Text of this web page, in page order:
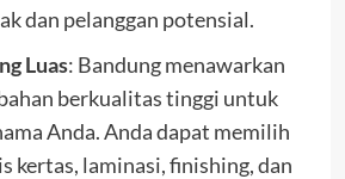
dan pelanggan potensial.
Luas: Bandung menawarkan
berkualitas tinggi untuk
Anda. Anda dapat memilih
kertas, laminasi, finishing, dan